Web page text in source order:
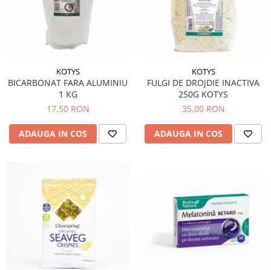
KOTYS
BICARBONAT FARA ALUMINIU
1 KG
17,50 RON
ADAUGA IN COS
KOTYS
FULGI DE DROJDIE INACTIVA
250G KOTYS
35,00 RON
ADAUGA IN COS